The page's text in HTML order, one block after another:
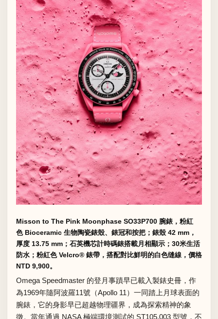
Misson to The Pink Moonphase SO33P700 腕錶，粉紅
色 Bioceramic 生物陶瓷錶殼、錶冠和按把；錶殼 42 mm，
厚度 13.75 mm；石英機芯計時碼錶搭載月相顯示；30米生活
防水；粉紅色 Velcro® 錶帶，搭配對比鮮明的白色缝線，價格
NTD 9,900。
Omega Speedmaster 的登月事蹟早已載入製錶史冊，作
為1969年隨阿波羅11號（Apollo 11）一同踏上月球表面的
腕錶，它的身影早已超越物理疆界，成為探索精神的象
徵。當年通過 NASA 極端環境測試的 ST105.003 型號，不